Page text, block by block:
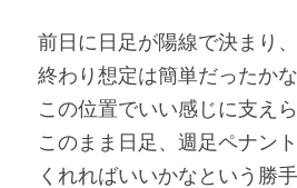
前日に日足が陽線で決まり
終わり想定は簡単だったかな
この位置でいい感じに支えら
このまま日足、週足ペナン
くれればいいかなという勝手